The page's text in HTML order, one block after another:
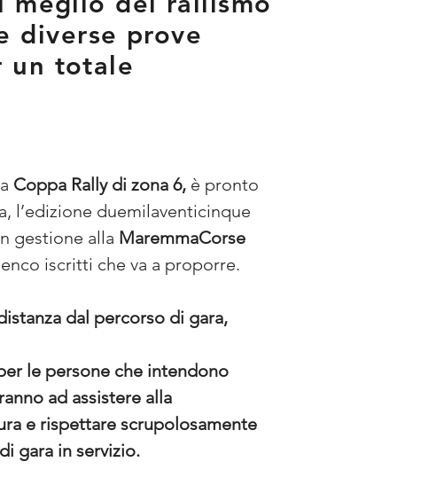
diverse prove
un totale
Coppa Rally di zona 6, è pronto
l’edizione duemilaventicinque
gestione alla MaremmaCorse
iscritti che va a proporre.
dal percorso di gara,
le persone che intendono
ad assistere alla
e rispettare scrupolosamente
gara in servizio.